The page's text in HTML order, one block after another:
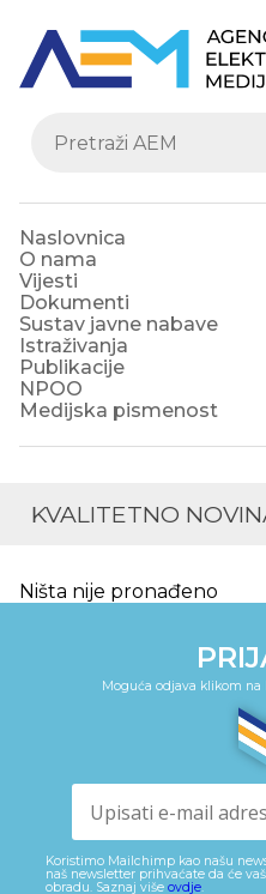
Naslovnica
O nama
Vijesti
Dokumenti
Sustav javne nabave
Istraživanja
Publikacije
NPOO
Medijska pismenost
KVALITETNO
Ništa nije pronađeno
Moguća odjava klikom
Koristimo Mailchimp kao našu
naš newsletter prihvaćate da će
obradu. Saznaj više ovdje.